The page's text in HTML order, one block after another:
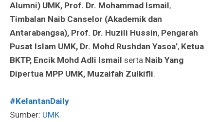
Alumni) UMK, Prof. Dr. Mohammad Ismail,
Timbalan Naib Canselor (Akademik dan
Antarabangsa), Prof. Dr. Huzili Hussin, Pengarah
Pusat Islam UMK, Dr. Mohd Rushdan Yasoa’, Ketua
BKTP, Encik Mohd Adli Ismail serta Naib Yang
Dipertua MPP UMK, Muzaifah Zulkifli.
#KelantanDaily
Sumber: UMK